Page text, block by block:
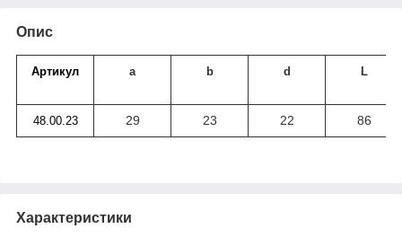
Опис
Артикул a b d L
48.00.23 29 23 22 86
Характеристики